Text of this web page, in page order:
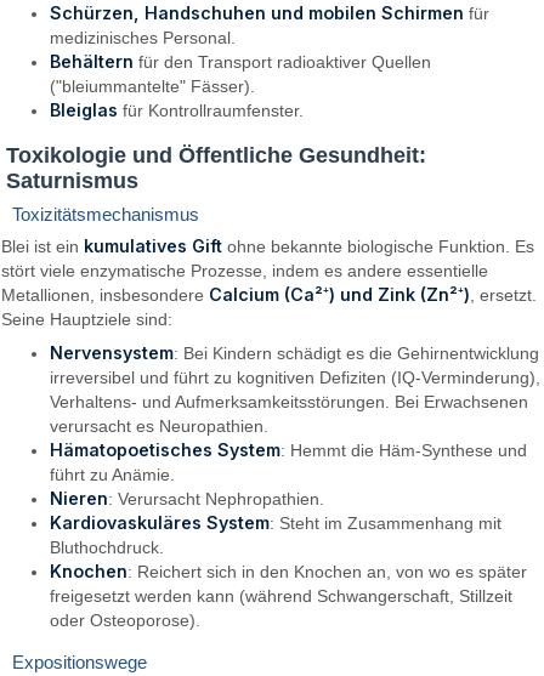
Schürzen, Handschuhen und mobilen Schirmen für
medizinisches Personal.
Behältern für den Transport radioaktiver Quellen
("bleiummantelte" Fässer).
Bleiglas für Kontrollraumfenster.
Toxikologie und Öffentliche Gesundheit:
Saturnismus
Toxizitätsmechanismus
Blei ist ein kumulatives Gift ohne bekannte biologische Funktion. Es
stört viele enzymatische Prozesse, indem es andere essentielle
Metallionen, insbesondere Calcium (Ca²⁺) und Zink (Zn²⁺) , ersetzt.
Seine Hauptziele sind:
Nervensystem: Bei Kindern schädigt es die Gehirnentwicklung
irreversibel und führt zu kognitiven Defiziten (IQ-Verminderung),
Verhaltens- und Aufmerksamkeitsstörungen. Bei Erwachsenen
verursacht es Neuropathien.
Hämatopoetisches System: Hemmt die Häm-Synthese und
führt zu Anämie.
Nieren: Verursacht Nephropathien.
Kardiovaskuläres System: Steht im Zusammenhang mit
Bluthochdruck.
Knochen: Reichert sich in den Knochen an, von wo es später
freigesetzt werden kann (während Schwangerschaft, Stillzeit
oder Osteoporose).
Expositionswege